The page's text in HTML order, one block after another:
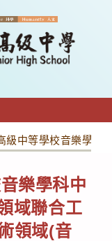
級中等學校音樂學科
樂學科中
域聯合工
領域(音